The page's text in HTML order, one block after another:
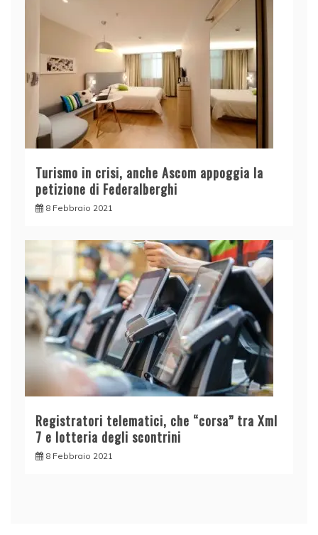
Turismo in crisi, anche Ascom appoggia la
petizione di Federalberghi
8 Febbraio 2021
Registratori telematici, che “corsa” tra Xml
7 e lotteria degli scontrini
8 Febbraio 2021